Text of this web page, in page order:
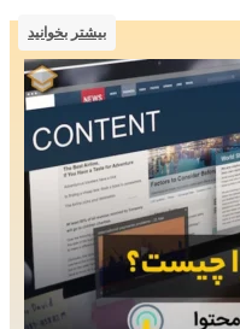
بیشتر بخوانید